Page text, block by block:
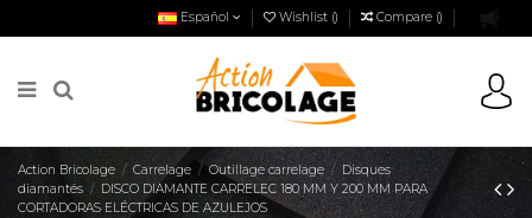
Español Wishlist () Compare ()
Action Bricolage Carrelage Outillage carrelage
Disques
diamantés
DISCO DIAMANTE CARRELEC 180 MM Y 200 MM PARA
CORTADORAS ELÉCTRICAS DE AZULEJOS